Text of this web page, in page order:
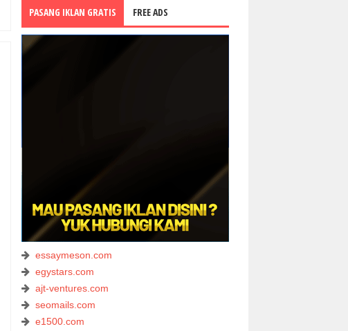
PASANG IKLAN GRATIS FREE ADS
essaymeson.com
egystars.com
ajt-ventures.com
seomails.com
e1500.com